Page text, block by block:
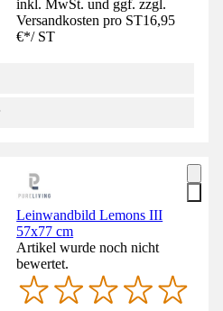
inkl. MwSt. und ggf. zzgl.
Versandkosten pro ST16,95
€*/ ST
Leinwandbild Lemons III
57x77 cm
Artikel wurde noch nicht
bewertet.